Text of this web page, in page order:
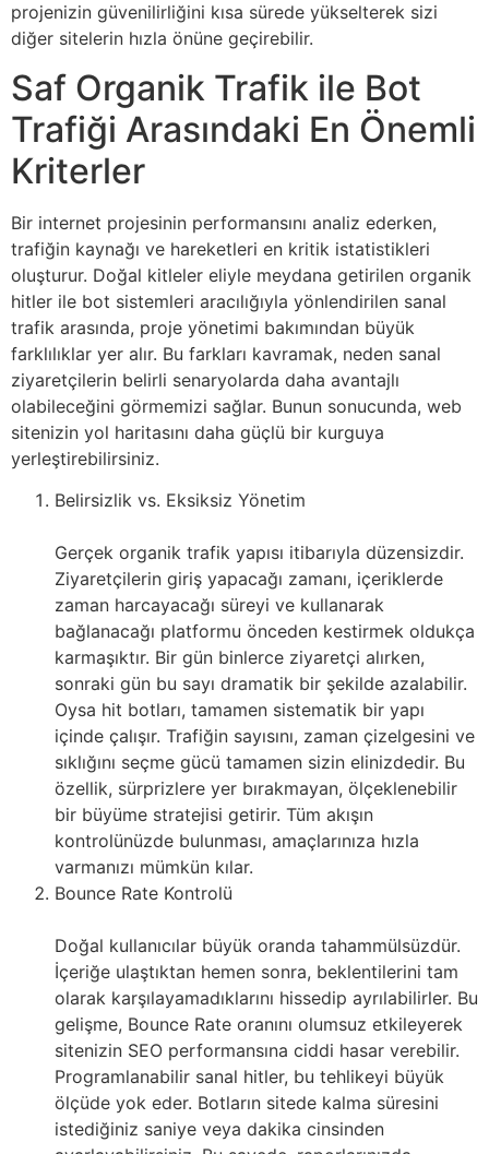
projenizin güvenilirliğini kısa sürede yükselterek sizi
diğer sitelerin hızla önüne geçirebilir.
Saf Organik Trafik ile Bot
Trafiği Arasındaki En Önemli
Kriterler
Bir internet projesinin performansını analiz ederken,
trafiğin kaynağı ve hareketleri en kritik istatistikleri
oluşturur. Doğal kitleler eliyle meydana getirilen organik
hitler ile bot sistemleri aracılığıyla yönlendirilen sanal
trafik arasında, proje yönetimi bakımından büyük
farklılıklar yer alır. Bu farkları kavramak, neden sanal
ziyaretçilerin belirli senaryolarda daha avantajlı
olabileceğini görmemizi sağlar. Bunun sonucunda, web
sitenizin yol haritasını daha güçlü bir kurguya
yerleştirebilirsiniz.
Belirsizlik vs. Eksiksiz Yönetim
Gerçek organik trafik yapısı itibarıyla düzensizdir.
Ziyaretçilerin giriş yapacağı zamanı, içeriklerde
zaman harcayacağı süreyi ve kullanarak
bağlanacağı platformu önceden kestirmek oldukça
karmaşıktır. Bir gün binlerce ziyaretçi alırken,
sonraki gün bu sayı dramatik bir şekilde azalabilir.
Oysa hit botları, tamamen sistematik bir yapı
içinde çalışır. Trafiğin sayısını, zaman çizelgesini ve
sıklığını seçme gücü tamamen sizin elinizdedir. Bu
özellik, sürprizlere yer bırakmayan, ölçeklenebilir
bir büyüme stratejisi getirir. Tüm akışın
kontrolünüzde bulunması, amaçlarınıza hızla
varmanızı mümkün kılar.
Bounce Rate Kontrolü
Doğal kullanıcılar büyük oranda tahammülsüzdür.
İçeriğe ulaştıktan hemen sonra, beklentilerini tam
olarak karşılayamadıklarını hissedip ayrılabilirler. Bu
gelişme, Bounce Rate oranını olumsuz etkileyerek
sitenizin SEO performansına ciddi hasar verebilir.
Programlanabilir sanal hitler, bu tehlikeyi büyük
ölçüde yok eder. Botların sitede kalma süresini
istediğiniz saniye veya dakika cinsinden